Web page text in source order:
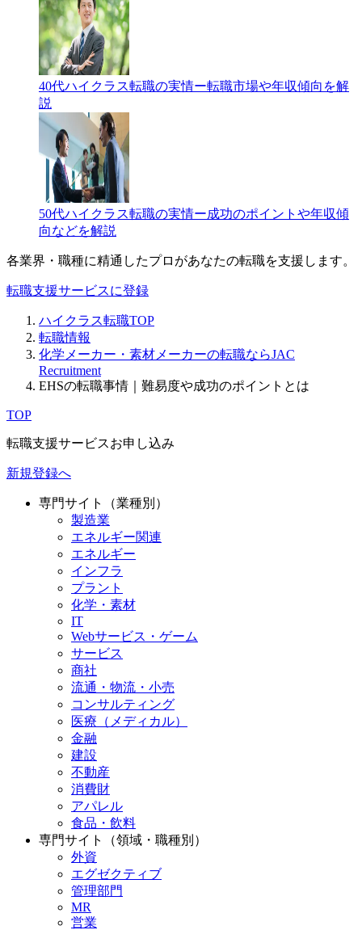
40代ハイクラス転職の実情ー転職市場や年収傾向を解
説
50代ハイクラス転職の実情ー成功のポイントや年収傾
向などを解説
各業界・職種に精通したプロがあなたの転職を支援します。
転職支援サービスに登録
ハイクラス転職TOP
転職情報
化学メーカー・素材メーカーの転職ならJAC
Recruitment
EHSの転職事情｜難易度や成功のポイントとは
TOP
転職支援サービスお申し込み
新規登録へ
専門サイト（業種別）
製造業
エネルギー関連
エネルギー
インフラ
プラント
化学・素材
IT
Webサービス・ゲーム
サービス
商社
流通・物流・小売
コンサルティング
医療（メディカル）
金融
建設
不動産
消費財
アパレル
食品・飲料
専門サイト（領域・職種別）
外資
エグゼクティブ
管理部門
MR
営業